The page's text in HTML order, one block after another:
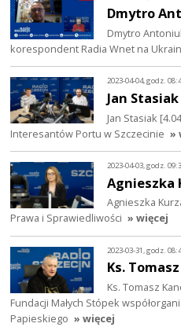
Dmytro
Dmytro
korespondent Radia Wnet na
2023-04-04, godz.
Jan Stasiak
Jan Stasiak
Interesantów Portu w Szczecinie »
2023-04-03, godz.
Agnieszka
Agnieszka
Prawa i Sprawiedliwości » więcej
2023-03-31, godz.
Ks.
Ks. Tomasz
Fundacji Małych Stópek
Papieskiego » więcej